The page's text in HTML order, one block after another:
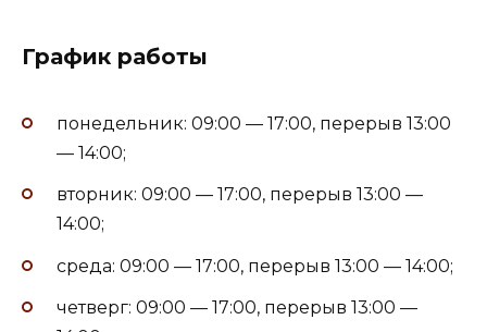
График работы
понедельник: 09:00 — 17:00, перерыв 13:00
— 14:00;
вторник: 09:00 — 17:00, перерыв 13:00 —
14:00;
среда: 09:00 — 17:00, перерыв 13:00 — 14:00;
четверг: 09:00 — 17:00, перерыв 13:00 —